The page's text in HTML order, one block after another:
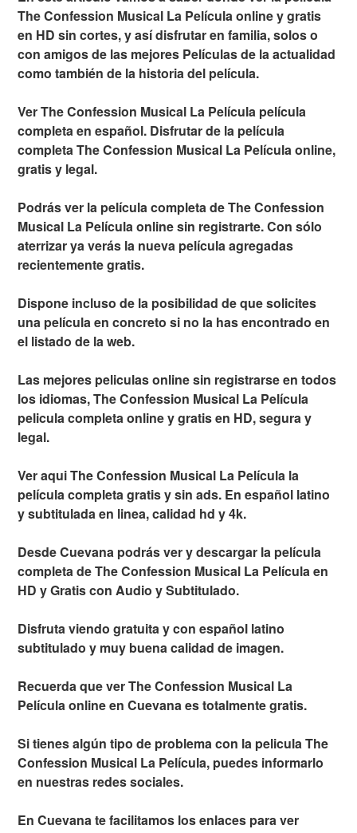
The Confession Musical La Película online y gratis
en HD sin cortes, y así disfrutar en familia, solos o
con amigos de las mejores Películas de la actualidad
como también de la historia del película.
Ver The Confession Musical La Película película
completa en español. Disfrutar de la película
completa The Confession Musical La Película online,
gratis y legal.
Podrás ver la película completa de The Confession
Musical La Película online sin registrarte. Con sólo
aterrizar ya verás la nueva película agregadas
recientemente gratis.
Dispone incluso de la posibilidad de que solicites
una película en concreto si no la has encontrado en
el listado de la web.
Las mejores peliculas online sin registrarse en todos
los idiomas, The Confession Musical La Película
pelicula completa online y gratis en HD, segura y
legal.
Ver aqui The Confession Musical La Película la
película completa gratis y sin ads. En español latino
y subtitulada en linea, calidad hd y 4k.
Desde Cuevana podrás ver y descargar la película
completa de The Confession Musical La Película en
HD y Gratis con Audio y Subtitulado.
Disfruta viendo gratuita y con español latino
subtitulado y muy buena calidad de imagen.
Recuerda que ver The Confession Musical La
Película online en Cuevana es totalmente gratis.
Si tienes algún tipo de problema con la pelicula The
Confession Musical La Película, puedes informarlo
en nuestras redes sociales.
En Cuevana te facilitamos los enlaces para ver